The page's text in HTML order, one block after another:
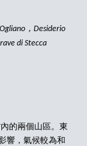
， Desiderio
di Stecca
的兩個山區。 東
響，氣候較為和